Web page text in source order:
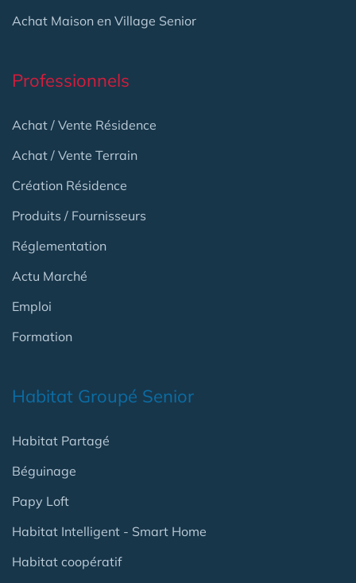
Achat Maison en Village Senior
Professionnels
Achat / Vente Résidence
Achat / Vente Terrain
Création Résidence
Produits / Fournisseurs
Réglementation
Actu Marché
Emploi
Formation
Habitat Groupé Senior
Habitat Partagé
Béguinage
Papy Loft
Habitat Intelligent - Smart Home
Habitat coopératif